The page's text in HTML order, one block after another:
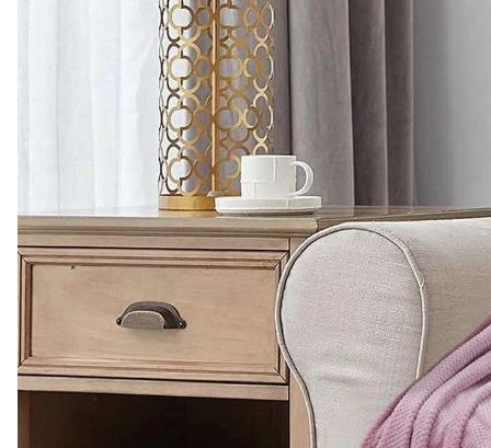
931 ₽
Плед "Плетение"
0
Есть в наличии
Арт.
Подробнее